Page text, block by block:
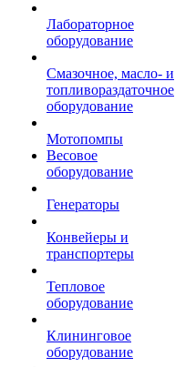
Лабораторное
оборудование
Смазочное, масло- и
топливораздаточное
оборудование
Мотопомпы
Весовое
оборудование
Генераторы
Конвейеры и
транспортеры
Тепловое
оборудование
Клининговое
оборудование